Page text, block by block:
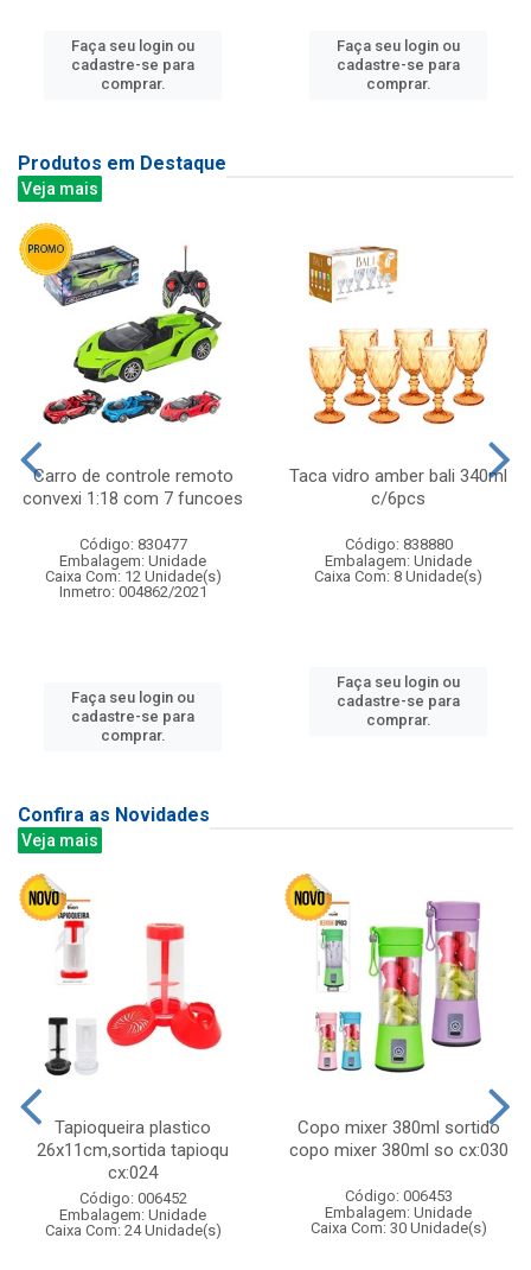
Faça seu login ou
cadastre-se para
comprar.
Faça seu login ou
cadastre-se para
comprar.
Produtos em Destaque
Veja mais
Carro de controle remoto
convexi 1:18 com 7 funcoes
Código: 830477
Embalagem: Unidade
Caixa Com: 12 Unidade(s)
Inmetro: 004862/2021
Faça seu login ou
cadastre-se para
comprar.
Taca vidro amber bali 340ml
c/6pcs
Código: 838880
Embalagem: Unidade
Caixa Com: 8 Unidade(s)
Faça seu login ou
cadastre-se para
comprar.
Confira as Novidades
Veja mais
Tapioqueira plastico
26x11cm,sortida tapioqu
cx:024
Código: 006452
Embalagem: Unidade
Caixa Com: 24 Unidade(s)
Copo mixer 380ml sortido
copo mixer 380ml so cx:030
Código: 006453
Embalagem: Unidade
Caixa Com: 30 Unidade(s)